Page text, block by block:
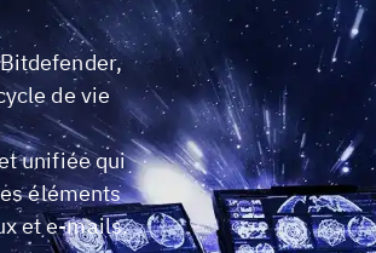
de vie
unifiée qui
éléments
et e-mails.